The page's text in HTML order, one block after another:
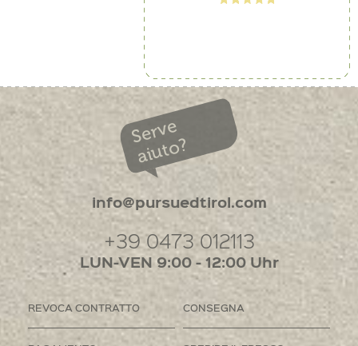
Serve
aiuto?
info@pursuedtirol.com
+39 0473 012113
LUN-VEN 9:00 - 12:00 Uhr
REVOCA CONTRATTO CONSEGNA